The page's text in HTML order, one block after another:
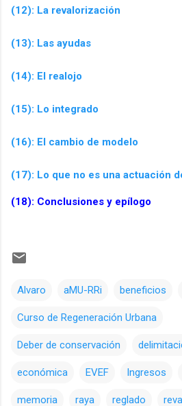
(12): La revalorización
(13): Las ayudas
(14): El realojo
(15): Lo integrado
(16): El cambio de modelo
(17): Lo que no es una actuación
(18): Conclusiones y epílogo
Alvaro aMU-RRi beneficios
Curso de Regeneración Urbana
Deber de conservación
económica EVEF Ingresos
memoria raya reglado